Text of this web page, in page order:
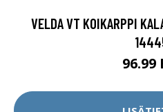
VELDA VT KOIKARPPI
96.99